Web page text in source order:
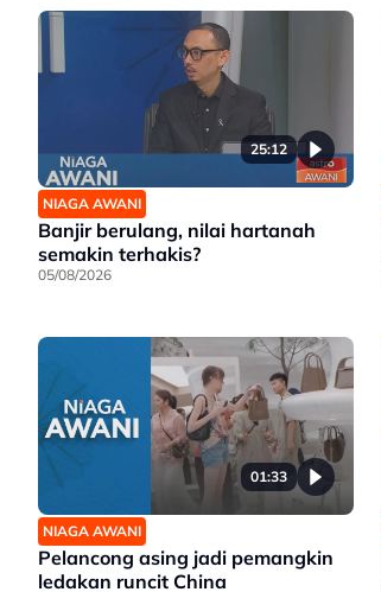
25:12
NIAGA AWANI
Banjir berulang, nilai hartanah
semakin terhakis?
05/08/2026
01:33
NIAGA AWANI
Pelancong asing jadi pemangkin
ledakan runcit China